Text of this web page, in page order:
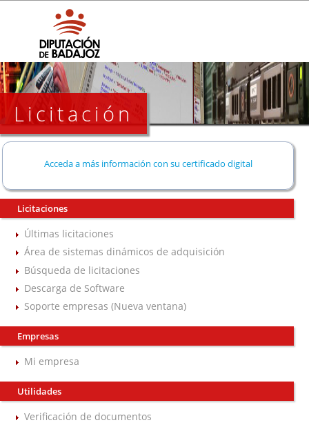
Licitación
Acceda a más información con su certificado digital
Licitaciones
Últimas licitaciones
Área de sistemas dinámicos de adquisición
Búsqueda de licitaciones
Descarga de Software
Soporte empresas (Nueva ventana)
Empresas
Mi empresa
Utilidades
Verificación de documentos